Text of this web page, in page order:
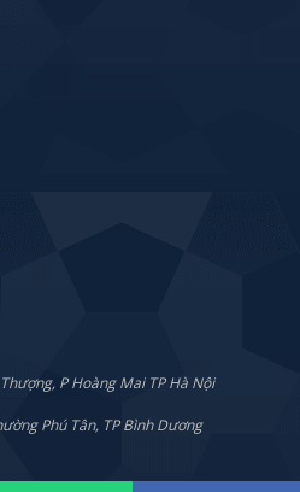
P Hoàng Mai TP Hà Nội
Phú Tân, TP Bình Dương